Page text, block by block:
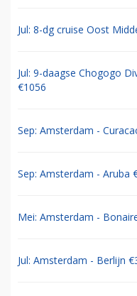
Jul: 8-dg cruise Oost
Jul: 9-daagse Chogogo
€1056
Sep: Amsterdam -
Sep: Amsterdam - Aruba
Mei: Amsterdam -
Jul: Amsterdam - Berlijn